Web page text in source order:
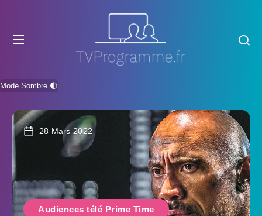
Mode Sombre 🌓
28 Mars 2022
Audiences télé Prime Time